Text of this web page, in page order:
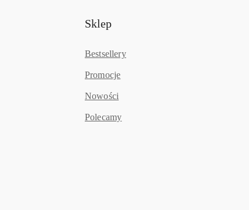
Sklep
Bestsellery
Promocje
Nowości
Polecamy